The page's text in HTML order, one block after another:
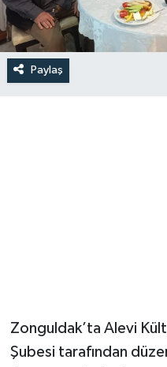
Paylaş
Zonguldak’ta Alevi
Şubesi tarafından